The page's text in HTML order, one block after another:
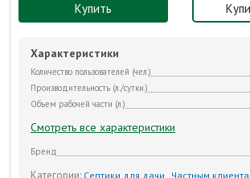
Купить
Характеристики
Количество пользователей (чел.)
Производительность (л./сутки.)
Объем рабочей части (л.)
Смотреть все характеристики
Бренд
Септики для дачи
Частным